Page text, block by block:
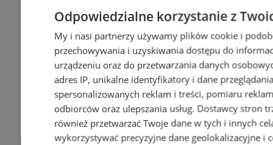
Odpowiedzialne korzystanie z
My i nasi partnerzy używamy plików cookie i
przechowywania i uzyskiwania dostępu do
urządzeniu oraz do przetwarzania danych
adres IP, unikalne identyfikatory i dane
spersonalizowanych reklam i treści, pomiaru
odbiorców oraz ulepszania usług. Dostawcy stron
również przetwarzać Twoje dane w tych i innych
wykorzystywać precyzyjne dane geolokalizacyjne i